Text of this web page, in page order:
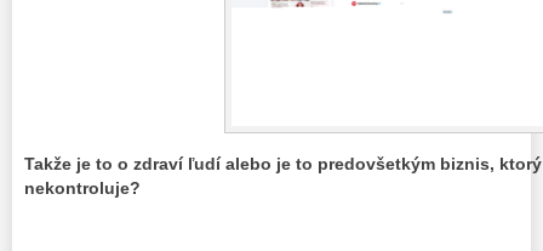
Takže je to o zdraví ľudí alebo je to predovšetkým biznis,
nekontroluje?